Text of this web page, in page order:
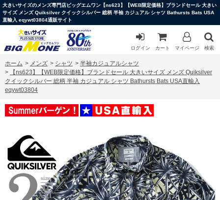
大きいサイズのメンズ専門店ビッグエムワン【ns623】【WEB限定価格】ブランドセール 大きい
サイズ メンズ Quiksilver クイックシルバー 総柄 半袖 カジュアル シャツ Bathursts Bats USA
直輸入 eqywt03804通販サイト
ログイン カート マイページ 検索
ホーム > メンズ > シャツ > 半袖カジュアルシャツ
>
【ns623】【WEB限定価格】ブランドセール 大きいサイズ メンズ Quiksilver
クイックシルバー 総柄 半袖 カジュアル シャツ Bathursts Bats USA直輸入
eqywt03804